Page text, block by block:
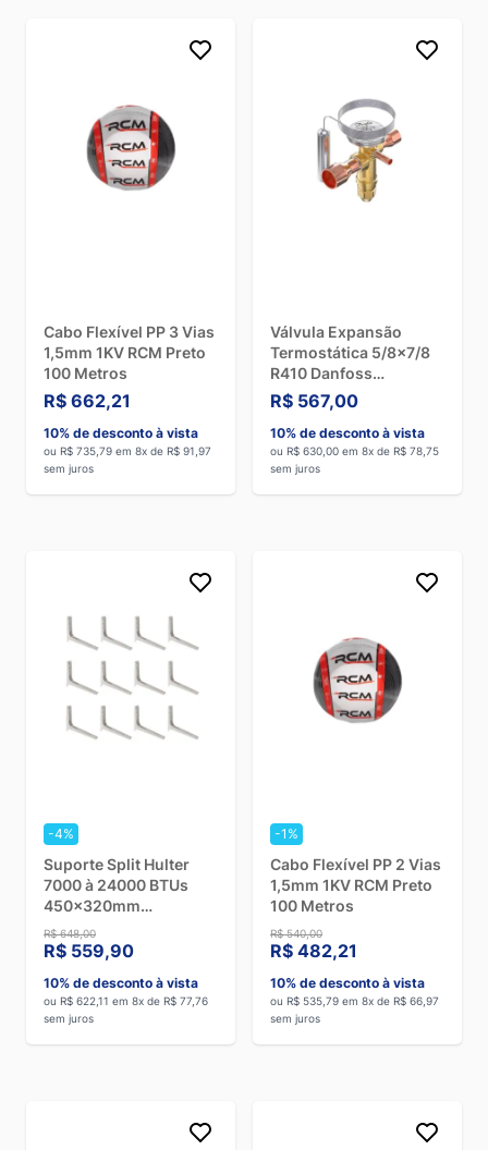
Cabo Flexível PP 3 Vias
1,5mm 1KV RCM Preto
100 Metros
R$ 662,21
10% de desconto à vista
ou R$ 735,79 em 8x de R$ 91,97
sem juros
Válvula Expansão
Termostática 5/8x7/8
R410 Danfoss
067N3027
R$ 567,00
10% de desconto à vista
ou R$ 630,00 em 8x de R$ 78,75
sem juros
-4%
Suporte Split Hulter
7000 à 24000 BTUs
450x320mm
HT1S45004P Polímero
Branco 12 Unidades
R$ 648,00
R$ 559,90
10% de desconto à vista
ou R$ 622,11 em 8x de R$ 77,76
sem juros
-1%
Cabo Flexível PP 2 Vias
1,5mm 1KV RCM Preto
100 Metros
R$ 540,00
R$ 482,21
10% de desconto à vista
ou R$ 535,79 em 8x de R$ 66,97
sem juros